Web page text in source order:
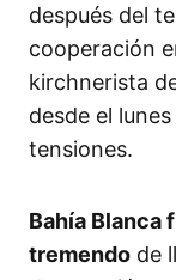
después del
cooperación
kirchnerista
desde el
tensiones.
Bahía Blanca
tremendo de